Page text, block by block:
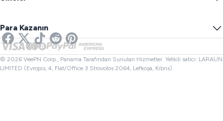
Yayın İçin VPN
Netflix VPN
Çevrimiçi SMS
Bağlantı Kontrolü
Dosya Kontrol
Birleşik Krallık VPN
Kanada VPN
Türkiye VPN
Para Kazanın
Ortaklar
© 2026 VeePN Corp., Panama Tarafından Sunulan Hizmetler. Yetkili satıcı: LARAUN
LIMITED (Evropis, 4, Flat/Office 3 Strovolos 2064, Lefkoşa, Kıbrıs)